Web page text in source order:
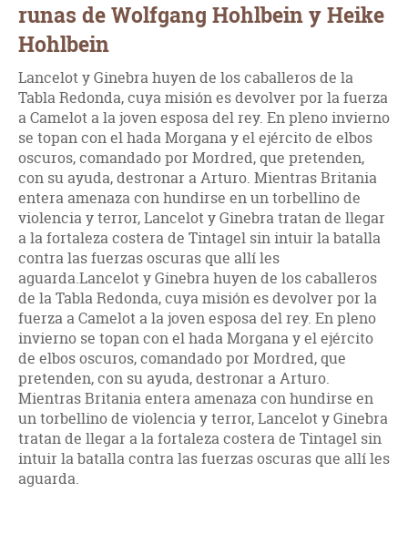
runas de Wolfgang Hohlbein y Heike
Hohlbein
Lancelot y Ginebra huyen de los caballeros de la
Tabla Redonda, cuya misión es devolver por la fuerza
a Camelot a la joven esposa del rey. En pleno invierno
se topan con el hada Morgana y el ejército de elbos
oscuros, comandado por Mordred, que pretenden,
con su ayuda, destronar a Arturo. Mientras Britania
entera amenaza con hundirse en un torbellino de
violencia y terror, Lancelot y Ginebra tratan de llegar
a la fortaleza costera de Tintagel sin intuir la batalla
contra las fuerzas oscuras que allí les
aguarda.Lancelot y Ginebra huyen de los caballeros
de la Tabla Redonda, cuya misión es devolver por la
fuerza a Camelot a la joven esposa del rey. En pleno
invierno se topan con el hada Morgana y el ejército
de elbos oscuros, comandado por Mordred, que
pretenden, con su ayuda, destronar a Arturo.
Mientras Britania entera amenaza con hundirse en
un torbellino de violencia y terror, Lancelot y Ginebra
tratan de llegar a la fortaleza costera de Tintagel sin
intuir la batalla contra las fuerzas oscuras que allí les
aguarda.